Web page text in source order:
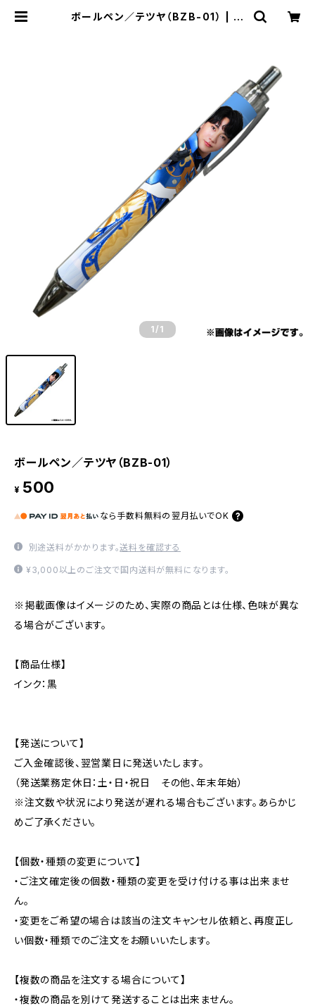
ボールペン／テツヤ（BZB-01） | 特
1 /1
ボールペン／テツヤ（BZB-01）
¥ 500
なら 手数料無料の 翌月払いでOK
別途送料がかかります。送料を確認する
¥3,000以上のご注文で国内送料が無料になります。
※掲載画像はイメージのため、実際の商品とは仕様、色味が異な
る場合がございます。
【商品仕様】
インク：黒
【発送について】
ご入金確認後、翌営業日に発送いたします。
（発送業務定休日：土・日・祝日 その他、年末年始）
※注文数や状況により発送が遅れる場合もございます。あらかじ
めご了承ください。
【個数・種類の変更について】
・ご注文確定後の個数・種類の変更を受け付ける事は出来ませ
ん。
・変更をご希望の場合は該当の注文キャンセル依頼と、再度正し
い個数・種類でのご注文をお願いいたします。
【複数の商品を注文する場合について】
・複数の商品を別けて発送することは出来ません。